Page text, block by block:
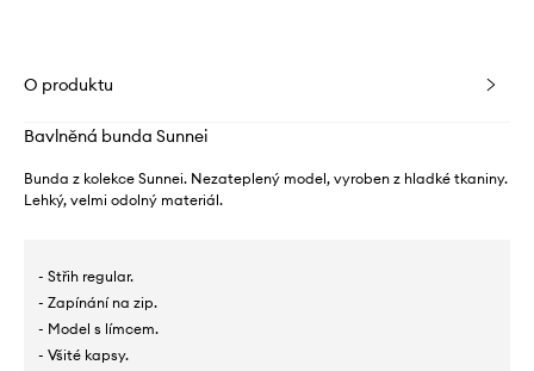
O produktu
Bavlněná bunda Sunnei
Bunda z kolekce Sunnei. Nezateplený model, vyroben z hladké tkaniny.
Lehký, velmi odolný materiál.
- Střih regular.
- Zapínání na zip.
- Model s límcem.
- Všité kapsy.